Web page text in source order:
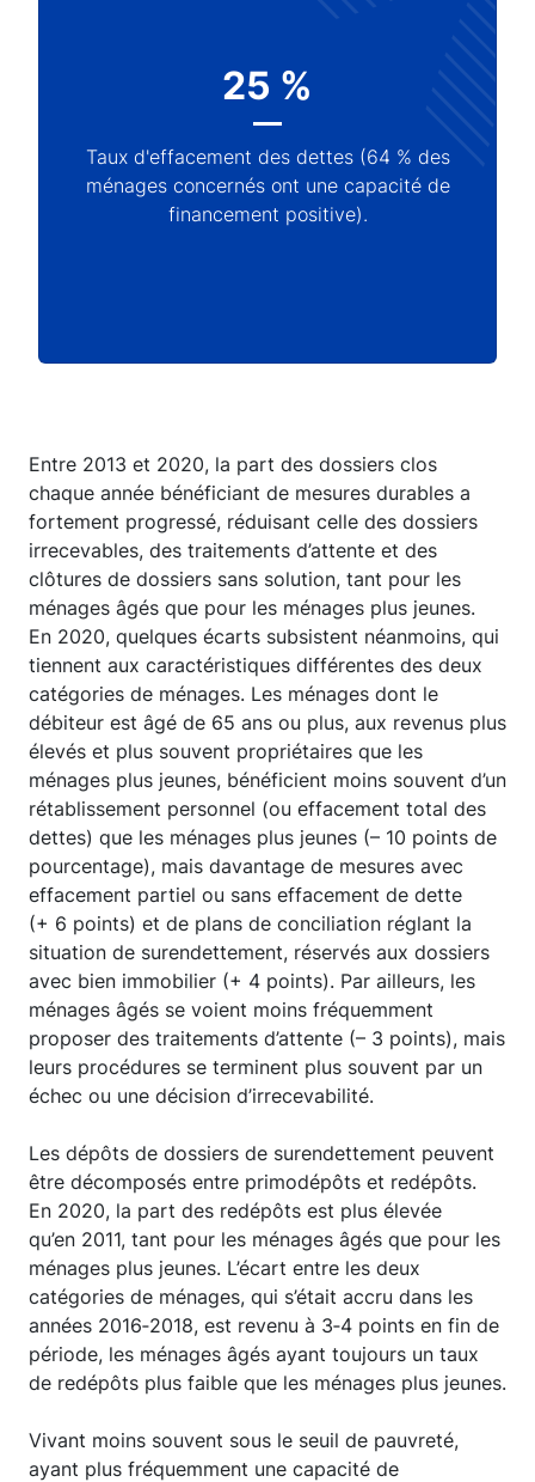
25 %
Taux d'effacement des dettes (64 % des
ménages concernés ont une capacité de
financement positive).
Entre 2013 et 2020, la part des dossiers clos
chaque année bénéficiant de mesures durables a
fortement progressé, réduisant celle des dossiers
irrecevables, des traitements d’attente et des
clôtures de dossiers sans solution, tant pour les
ménages âgés que pour les ménages plus jeunes.
En 2020, quelques écarts subsistent néanmoins, qui
tiennent aux caractéristiques différentes des deux
catégories de ménages. Les ménages dont le
débiteur est âgé de 65 ans ou plus, aux revenus plus
élevés et plus souvent propriétaires que les
ménages plus jeunes, bénéficient moins souvent d’un
rétablissement personnel (ou effacement total des
dettes) que les ménages plus jeunes (– 10 points de
pourcentage), mais davantage de mesures avec
effacement partiel ou sans effacement de dette
(+ 6 points) et de plans de conciliation réglant la
situation de surendettement, réservés aux dossiers
avec bien immobilier (+ 4 points). Par ailleurs, les
ménages âgés se voient moins fréquemment
proposer des traitements d’attente (– 3 points), mais
leurs procédures se terminent plus souvent par un
échec ou une décision d’irrecevabilité.
Les dépôts de dossiers de surendettement peuvent
être décomposés entre primodépôts et redépôts.
En 2020, la part des redépôts est plus élevée
qu’en 2011, tant pour les ménages âgés que pour les
ménages plus jeunes. L’écart entre les deux
catégories de ménages, qui s’était accru dans les
années 2016‑2018, est revenu à 3‑4 points en fin de
période, les ménages âgés ayant toujours un taux
de redépôts plus faible que les ménages plus jeunes.
Vivant moins souvent sous le seuil de pauvreté,
ayant plus fréquemment une capacité de